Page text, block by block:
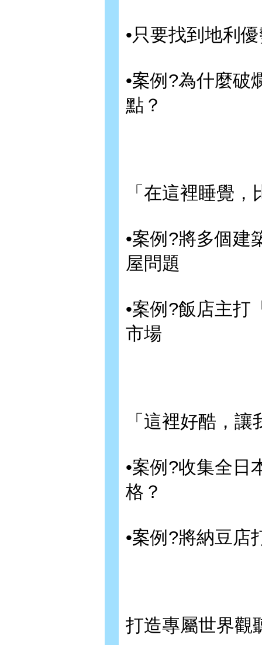
•只要找到地利
•案例?為什麼破
點？
「在這裡睡覺
•案例?將多個建
屋問題
•案例?飯店主打
市場
「這裡好酷，
•案例?收集全日
格？
•案例?將納豆店
打造專屬世界